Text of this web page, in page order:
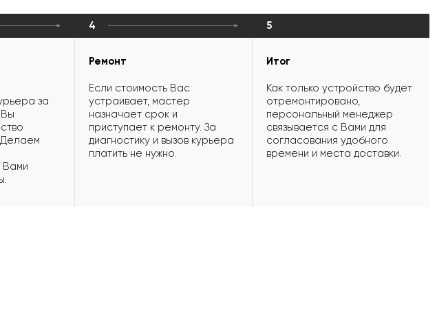
за
Делаем
Вами
4
Ремонт
Если стоимость Вас
устраивает, мастер
назначает срок и
приступает к ремонту. За
диагностику и вызов курьера
платить не нужно.
5
Итог
Как только устройство будет
отремонтировано,
персональный менеджер
связывается с Вами для
согласования удобного
времени и места доставки.